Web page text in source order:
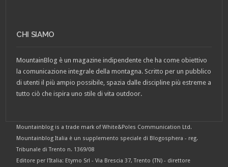
CHI SIAMO
MountainBlog è un magazine indipendente che ha come obiettivo
la comunicazione integrale della montagna. Scritto per un pubblico
di utenti il più ampio possibile, spazia dalle discipline più estreme a
tutto ciò che ispira uno stile di vita outdoor.
Mountainblog is a trade mark of White&Poles Communication Ltd.
Mountainblog Italia è un supplemento speciale di Blogosphera - reg.
Tribunale di Trento n. 1369/08
Editore per l'Italia: Etymo Srl - Via Brescia 37, Trento (TN) - direttore